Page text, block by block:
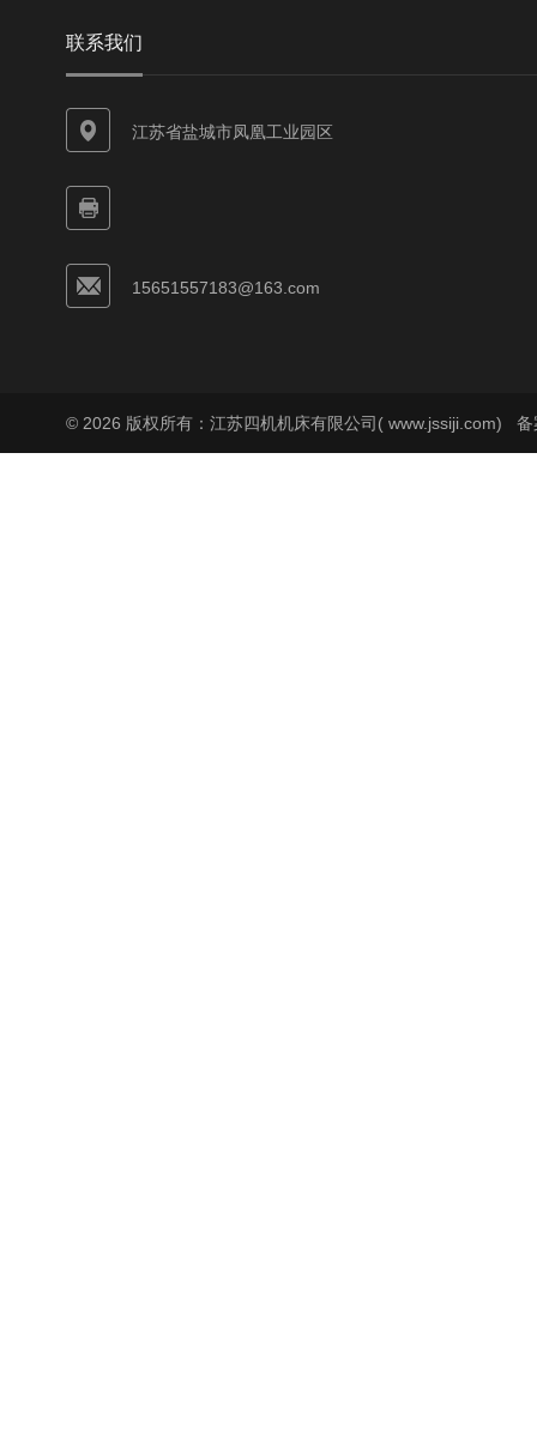
联系我们
江苏省盐城市凤凰工业园区
15651557183@163.com
© 2026 版权所有：江苏四机机床有限公司( www.jssiji.com) 备